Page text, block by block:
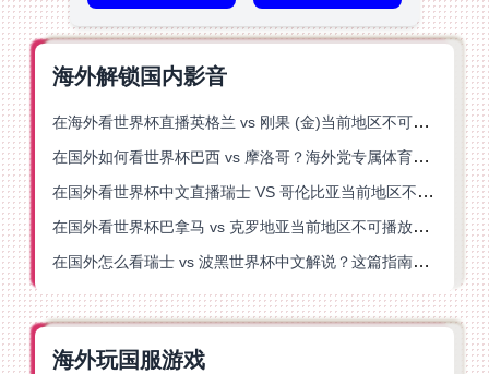
海外解锁国内影音
在海外看世界杯直播英格兰 vs 刚果 (金)当前地区不可播放？这篇指南帮你突破所有限制
在国外如何看世界杯巴西 vs 摩洛哥？海外党专属体育观赛指南来了
在国外看世界杯中文直播瑞士 VS 哥伦比亚当前地区不可播放？这篇指南帮你搞定
在国外看世界杯巴拿马 vs 克罗地亚当前地区不可播放？这篇指南帮你轻松解决海外体育直播难题
在国外怎么看瑞士 vs 波黑世界杯中文解说？这篇指南帮你搞定所有地区限制问题
海外玩国服游戏